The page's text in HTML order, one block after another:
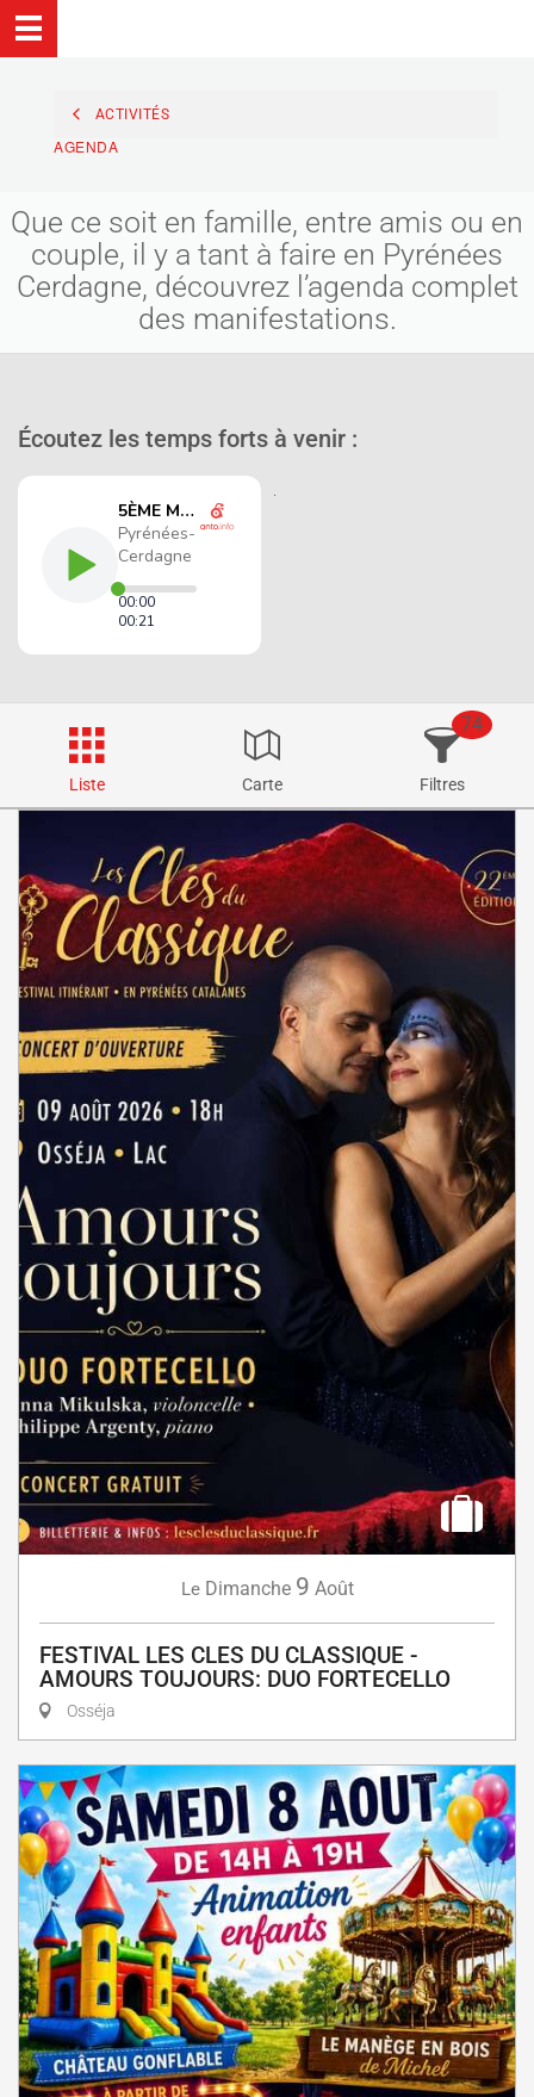
ACTIVITÉS
AGENDA
Que ce soit en famille, entre amis ou en
couple, il y a tant à faire en Pyrénées
Cerdagne, découvrez l’agenda complet
des manifestations.
Écoutez les temps forts à venir :
Liste Carte Filtres
74
Le Dimanche 9 Août
FESTIVAL LES CLES DU CLASSIQUE -
AMOURS TOUJOURS: DUO FORTECELLO
Osséja